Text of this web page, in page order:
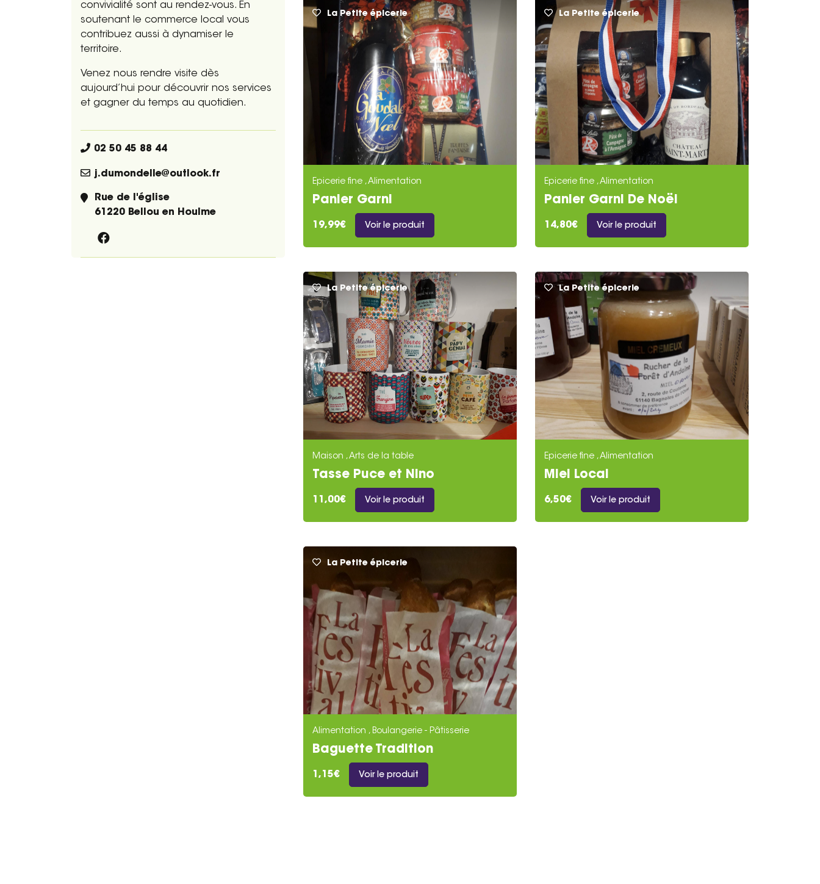
convivialité sont au rendez-vous. En
soutenant le commerce local vous
contribuez aussi à dynamiser le
territoire.
Venez nous rendre visite dès
aujourd’hui pour découvrir nos services
et gagner du temps au quotidien.
02 50 45 88 44
j.dumondelle@outlook.fr
Rue de l'église
61220 Bellou en Houlme
La Petite épicerie
Epicerie fine , Alimentation
Panier Garni
19,99€ Voir le produit
La Petite épicerie
Epicerie fine , Alimentation
Panier Garni De Noël
14,80€ Voir le produit
La Petite épicerie
Maison , Arts de la table
Tasse Puce et Nino
11,00€ Voir le produit
La Petite épicerie
Epicerie fine , Alimentation
Miel Local
6,50€ Voir le produit
La Petite épicerie
Alimentation , Boulangerie - Pâtisserie
Baguette Tradition
1,15€ Voir le produit